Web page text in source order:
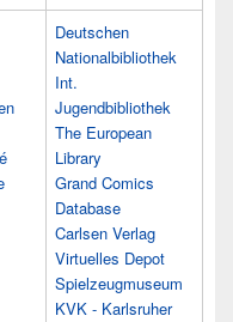
Deutschen
Nationalbibliothek
Int.
Jugendbibliothek
The European
Library
Grand Comics
Database
Carlsen Verlag
Virtuelles Depot
Spielzeugmuseum
KVK - Karlsruher